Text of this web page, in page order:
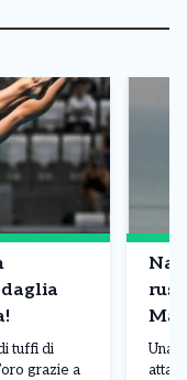
tuffi di
grazie a
Una